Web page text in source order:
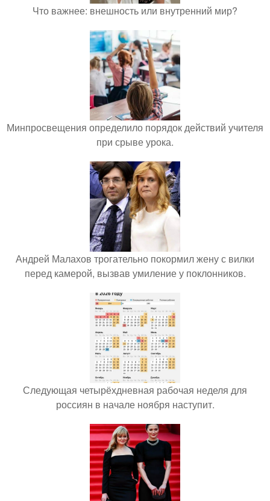
Что важнее: внешность или внутренний мир?
Минпросвещения определило порядок действий учителя
при срыве урока.
Андрей Малахов трогательно покормил жену с вилки
перед камерой, вызвав умиление у поклонников.
Следующая четырёхдневная рабочая неделя для
россиян в начале ноября наступит.